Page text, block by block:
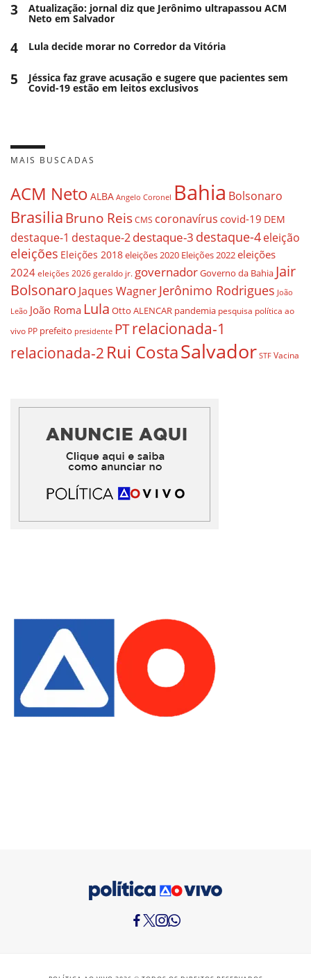
3 Atualização: jornal diz que Jerônimo ultrapassou ACM
Neto em Salvador
4 Lula decide morar no Corredor da Vitória
5 Jéssica faz grave acusação e sugere que pacientes sem
Covid-19 estão em leitos exclusivos
MAIS BUSCADAS
ACM Neto ALBA Angelo Coronel Bahia Bolsonaro
BrasiliaBruno ReisCMS coronavírus covid-19 DEM
destaque-1 destaque-2destaque-3 destaque-4eleição
eleições Eleições 2018eleições 2020 Eleições 2022eleições
2024 eleições 2026 geraldo jr. governadorGoverno da Bahia Jair
Bolsonaro Jaques WagnerJerônimo Rodrigues João
Leão João Roma Lula Otto ALENCAR pandemia pesquisa política ao
vivo PP prefeito presidente PTrelacionada-1
relacionada-2 Rui CostaSalvador STF Vacina